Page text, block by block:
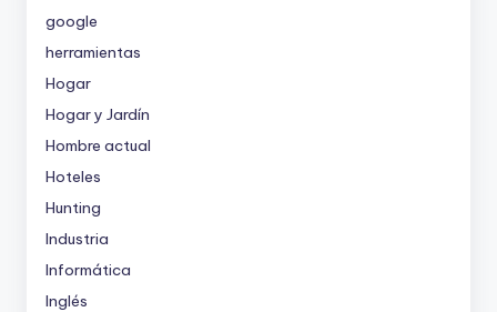
google
herramientas
Hogar
Hogar y Jardín
Hombre actual
Hoteles
Hunting
Industria
Informática
Inglés